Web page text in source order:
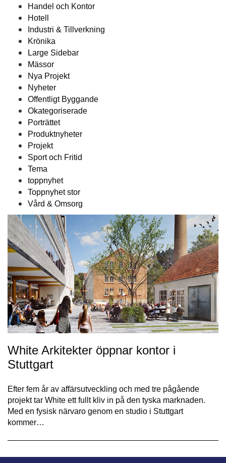
Handel och Kontor
Hotell
Industri & Tillverkning
Krönika
Large Sidebar
Mässor
Nya Projekt
Nyheter
Offentligt Byggande
Okategoriserade
Porträttet
Produktnyheter
Projekt
Sport och Fritid
Tema
toppnyhet
Toppnyhet stor
Vård & Omsorg
White Arkitekter öppnar kontor i
Stuttgart
Efter fem år av affärsutveckling och med tre pågående
projekt tar White ett fullt kliv in på den tyska marknaden.
Med en fysisk närvaro genom en studio i Stuttgart
kommer…